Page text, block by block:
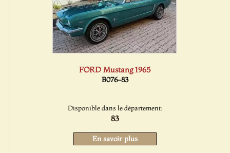
FORD Mustang 1965
B076-83
Disponible dans le département:
83
En savoir plus